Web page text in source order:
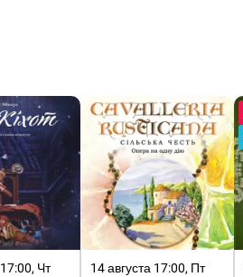
Чт 14 августа 17:00, Пт